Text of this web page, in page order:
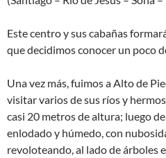
Este centro y sus cabañas
que decidimos conocer un poco
Una vez más, fuimos a Alto de
visitar varios de sus ríos y
casi 20 metros de altura; luego
enlodado y húmedo, con
revoloteando, al lado de árboles